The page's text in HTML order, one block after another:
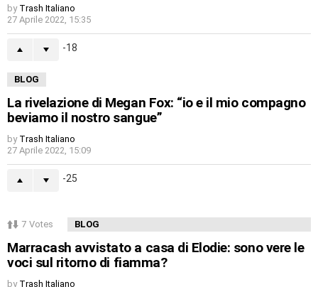
by Trash Italiano
27 Aprile 2022, 15:35
-18
BLOG
La rivelazione di Megan Fox: “io e il mio compagno
beviamo il nostro sangue”
by Trash Italiano
27 Aprile 2022, 15:09
-25
7 Votes BLOG
Marracash avvistato a casa di Elodie: sono vere le
voci sul ritorno di fiamma?
by Trash Italiano